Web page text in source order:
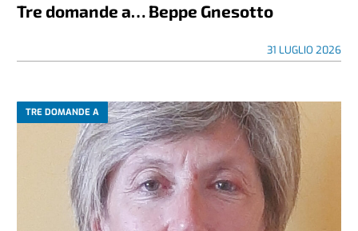
Tre domande a… Beppe Gnesotto
31 LUGLIO 2026
TRE DOMANDE A